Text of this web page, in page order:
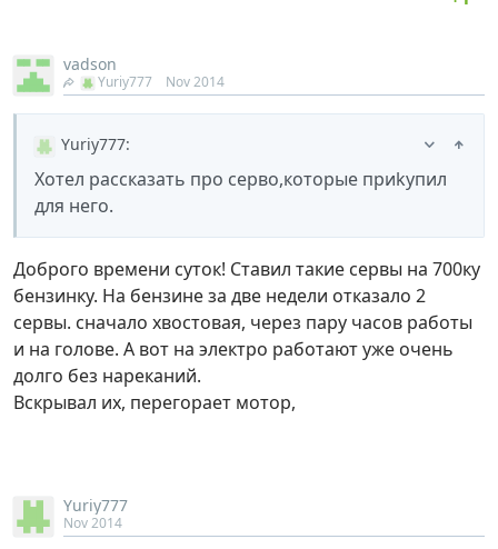
vadson
Yuriy777 Nov 2014
Yuriy777:
Хотел рассказать про серво,которые приkупил
для него.
Доброго времени суток! Ставил такие сервы на 700ку
бензинку. На бензине за две недели отказало 2
сервы. сначало хвостовая, через пару часов работы
и на голове. А вот на электро работают уже очень
долго без нареканий.
Вскрывал их, перегорает мотор,
Yuriy777
Nov 2014